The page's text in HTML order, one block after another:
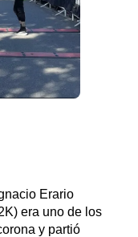
Erario
era uno de los
y partió